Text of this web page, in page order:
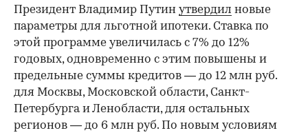
Президент Владимир Путин утвердил новые
параметры для льготной ипотеки. Ставка по
этой программе увеличилась с 7% до 12%
годовых, одновременно с этим повышены и
предельные суммы кредитов — до 12 млн руб.
для Москвы, Московской области, Санкт-
Петербурга и Ленобласти, для остальных
регионов — до 6 млн руб. По новым условиям